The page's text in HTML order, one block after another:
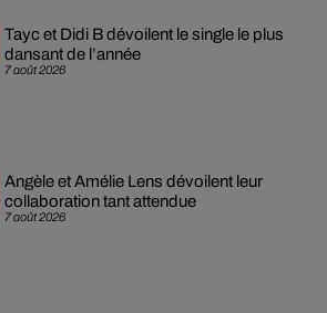
7 août 2026
Tayc et Didi B dévoilent le single le plus
dansant de l’année
7 août 2026
Angèle et Amélie Lens dévoilent leur
collaboration tant attendue